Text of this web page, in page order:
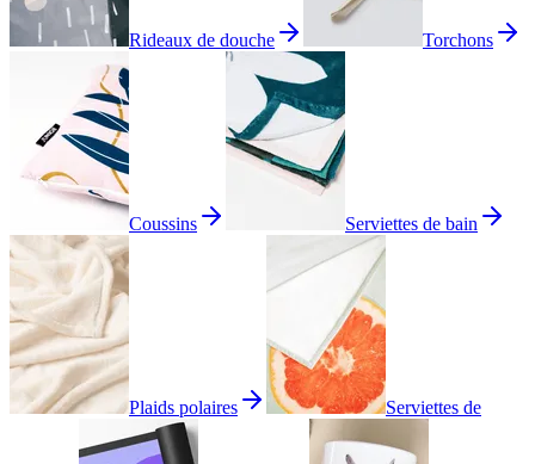
Rideaux de douche Torchons
Coussins Serviettes de bain
Plaids polaires Serviettes de